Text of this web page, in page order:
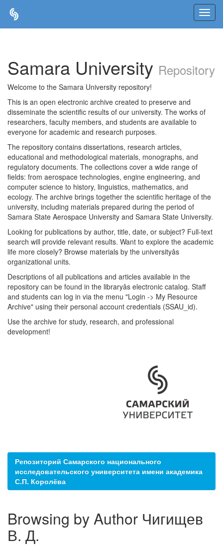
Samara University Repository
Welcome to the Samara University repository!
This is an open electronic archive created to preserve and
disseminate the scientific results of our university. The works of
researchers, faculty members, and students are available to
everyone for academic and research purposes.
The repository contains dissertations, research articles,
educational and methodological materials, monographs, and
regulatory documents. The collections cover a wide range of
fields: from aerospace technologies, engine engineering, and
computer science to history, linguistics, mathematics, and
ecology. The archive brings together the scientific heritage of the
university, including materials prepared during the period of
Samara State Aerospace University and Samara State University.
Looking for publications by author, title, date, or subject? Full-text
search will provide relevant results. Want to explore the academic
life more closely? Browse materials by the universityâs
organizational units.
Descriptions of all publications and articles available in the
repository can be found in the libraryâs electronic catalog. Staff
and students can log in via the menu "Login -> My Resource
Archive" using their personal account credentials (SSAU_id).
Use the archive for study, research, and professional
development!
Репозиторий Самарского национального
исследовательского университета имени академика
С.П. Королёва
Browsing by Author Чигищев
В. Д.